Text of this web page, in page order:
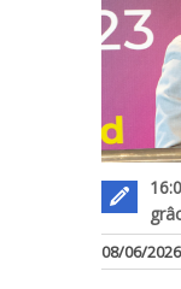
08/06/2026